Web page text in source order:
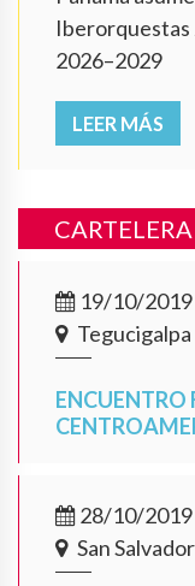
Iberorquestas
2026–2029
LEER MÁS
CARTELERA
19/10/
Tegucigalpa
28/10/
San Salvador